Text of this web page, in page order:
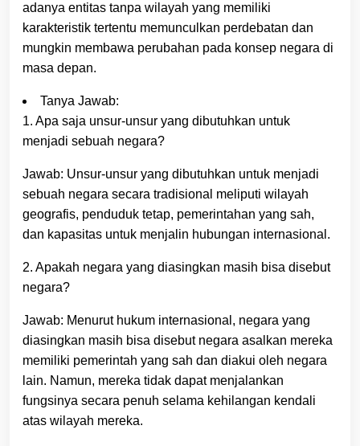
adanya entitas tanpa wilayah yang memiliki
karakteristik tertentu memunculkan perdebatan dan
mungkin membawa perubahan pada konsep negara di
masa depan.
Tanya Jawab:
1. Apa saja unsur-unsur yang dibutuhkan untuk
menjadi sebuah negara?
Jawab: Unsur-unsur yang dibutuhkan untuk menjadi
sebuah negara secara tradisional meliputi wilayah
geografis, penduduk tetap, pemerintahan yang sah,
dan kapasitas untuk menjalin hubungan internasional.
2. Apakah negara yang diasingkan masih bisa disebut
negara?
Jawab: Menurut hukum internasional, negara yang
diasingkan masih bisa disebut negara asalkan mereka
memiliki pemerintah yang sah dan diakui oleh negara
lain. Namun, mereka tidak dapat menjalankan
fungsinya secara penuh selama kehilangan kendali
atas wilayah mereka.